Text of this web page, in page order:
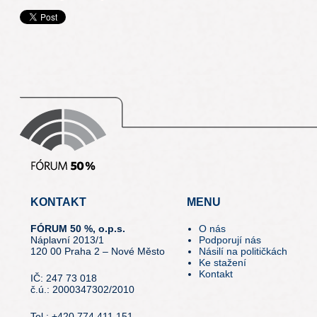
KONTAKT
FÓRUM 50 %, o.p.s.
Náplavní 2013/1
120 00 Praha 2 – Nové Město
IČ: 247 73 018
č.ú.: 2000347302/2010
MENU
O nás
Podporují nás
Násilí na političkách
Ke stažení
Kontakt